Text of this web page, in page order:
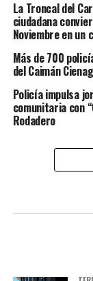
La Troncal del
ciudadana
Noviembre en
Más de 700
del Caimán
Policía impulsa
comunitaria con
Rodadero